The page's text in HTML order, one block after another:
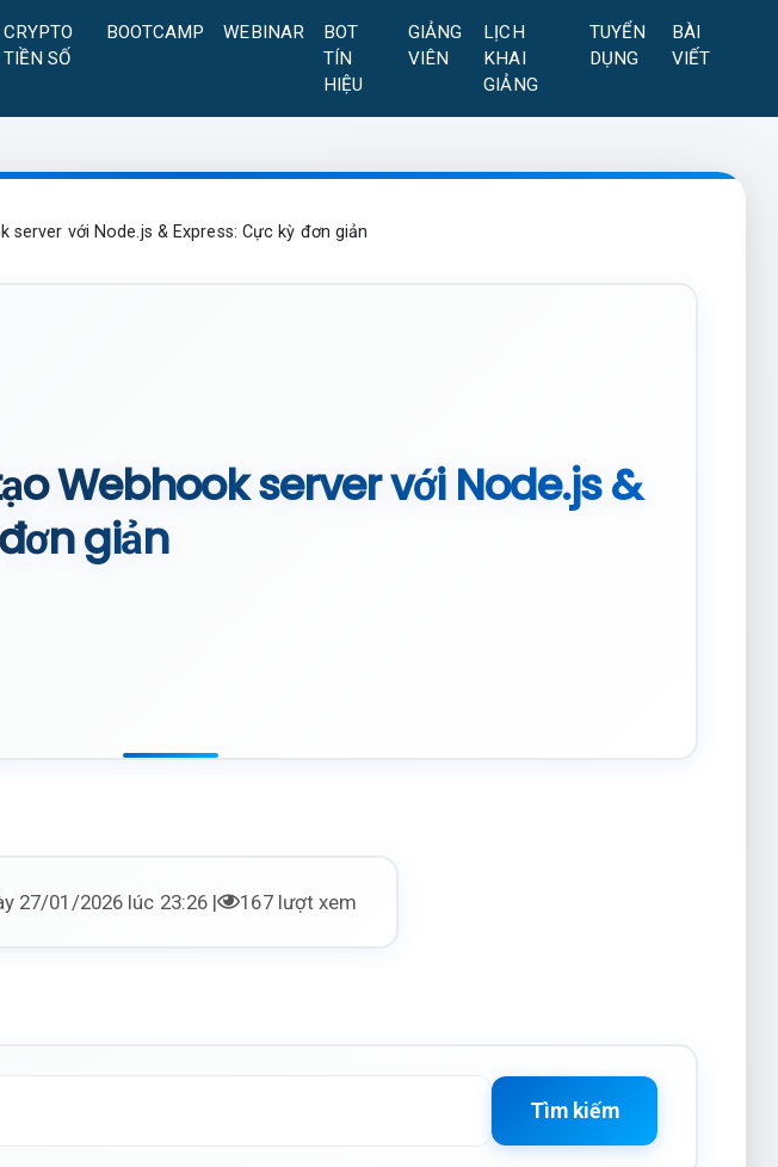
CRYPTO
TIỀN SỐ
BOOTCAMP WEBINAR
BOT
TÍN
HIỆU
GIẢNG
VIÊN
LỊCH
KHAI
GIẢNG
TUYỂN
DỤNG
BÀI
VIẾT
server với Node.js & Express: Cực kỳ đơn giản
Webhook server với Node.js &
giản
27/01/2026 lúc 23:26 | 167 lượt xem
Tìm kiếm